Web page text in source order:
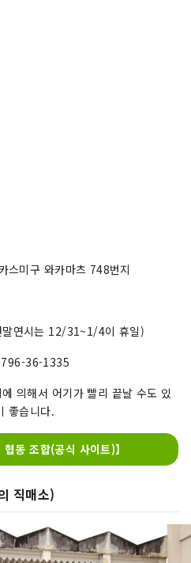
스미구 와카마츠 748번지
말연시는 12/31~1/4이 휴일)
36-1335
의해서 어기가 빨리 끝날 수도 있
좋습니다.
동 조합(공식 사이트)】
직매소)